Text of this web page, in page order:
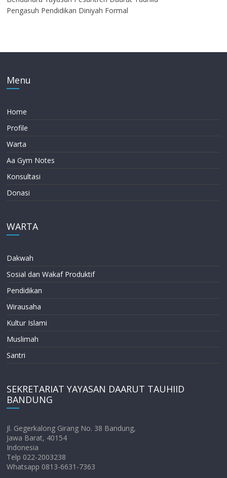
Pengasuh Pendidikan Diniyah Formal
Menu
Home
Profile
Warta
Aa Gym Notes
Konsultasi
Donasi
WARTA
Dakwah
Sosial dan Wakaf Produktif
Pendidikan
Wirausaha
Kultur Islami
Muslimah
Santri
SEKRETARIAT YAYASAN DAARUT TAUHIID
BANDUNG
Jl. Gegerkalong Girang No. 38 Bandung,
Jawa Barat, 40154
Indonesia
Telp 022-2003238
Whatsapp 0813-6631-7363